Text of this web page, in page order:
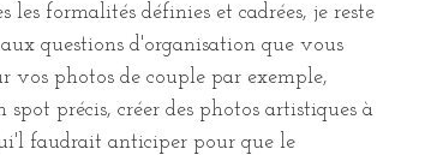
formalités définies et cadrées, je reste
questions d'organisation que vous
photos de couple par exemple,
précis, créer des photos artistiques à
faudrait anticiper pour que le